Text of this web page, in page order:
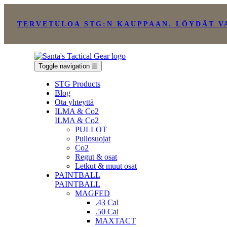
TERVETULOA STG:N KAUPPAAN. LÖYDÄT
Toggle navigation ☰
STG Products
Blog
Ota yhteyttä
ILMA & Co2
ILMA & Co2
PULLOT
Pullosuojat
Co2
Regut & osat
Letkut & muut osat
PAINTBALL
PAINTBALL
MAGFED
.43 Cal
.50 Cal
MAXTACT